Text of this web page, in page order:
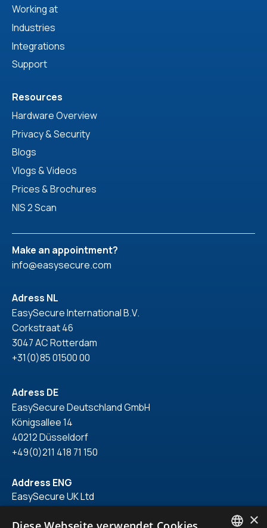
Working at
Industries
Integrations
Support
Resources
Hardware Overview
Privacy & Security
Blogs
Vlogs & Videos
Prices & Brochures
NIS 2 Scan
Make an appointment?
info@easysecure.com
Adress NL
EasySecure International B.V.
Corkstraat 46
3047 AC Rotterdam
+31(0)85 01500 00
Adress DE
EasySecure Deutschland GmbH
Königsallee 14
40212 Düsseldorf
+49(0)211 418 71 150
Address ENG
EasySecure UK Ltd
York House - 221 Pentonville Road
Kings Cross London N19UZ
×